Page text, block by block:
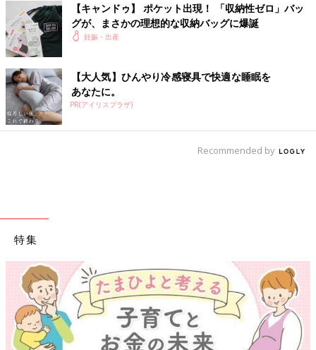
【キャンドゥ】 ポケット出現！ 「収納性ゼロ」バッ
グが、まさかの理想的な収納バッグに爆誕
妊娠・出産
【大人気】ひんやり冷感寝具で快適な睡眠を
あなたに。
PR(アイリスプラザ)
Recommended by
特集